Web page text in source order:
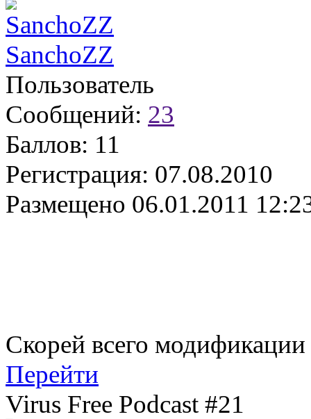
SanchoZZ
Пользователь
Сообщений: 23
Баллов: 11
Регистрация: 07.08.2010
Размещено 06.01.2011
Скорей всего
Перейти
Virus Free Podcast #21